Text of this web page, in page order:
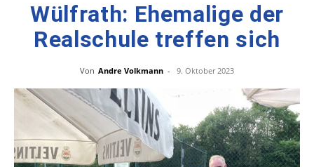
Wülfrath: Ehemalige der
Realschule treffen sich
Von Andre Volkmann - 9. Oktober 2023